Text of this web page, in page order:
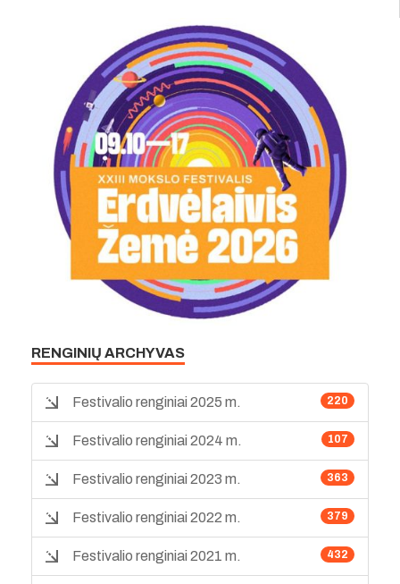
RENGINIŲ ARCHYVAS
220
Festivalio renginiai 2025 m.
107
Festivalio renginiai 2024 m.
363
Festivalio renginiai 2023 m.
379
Festivalio renginiai 2022 m.
432
Festivalio renginiai 2021 m.